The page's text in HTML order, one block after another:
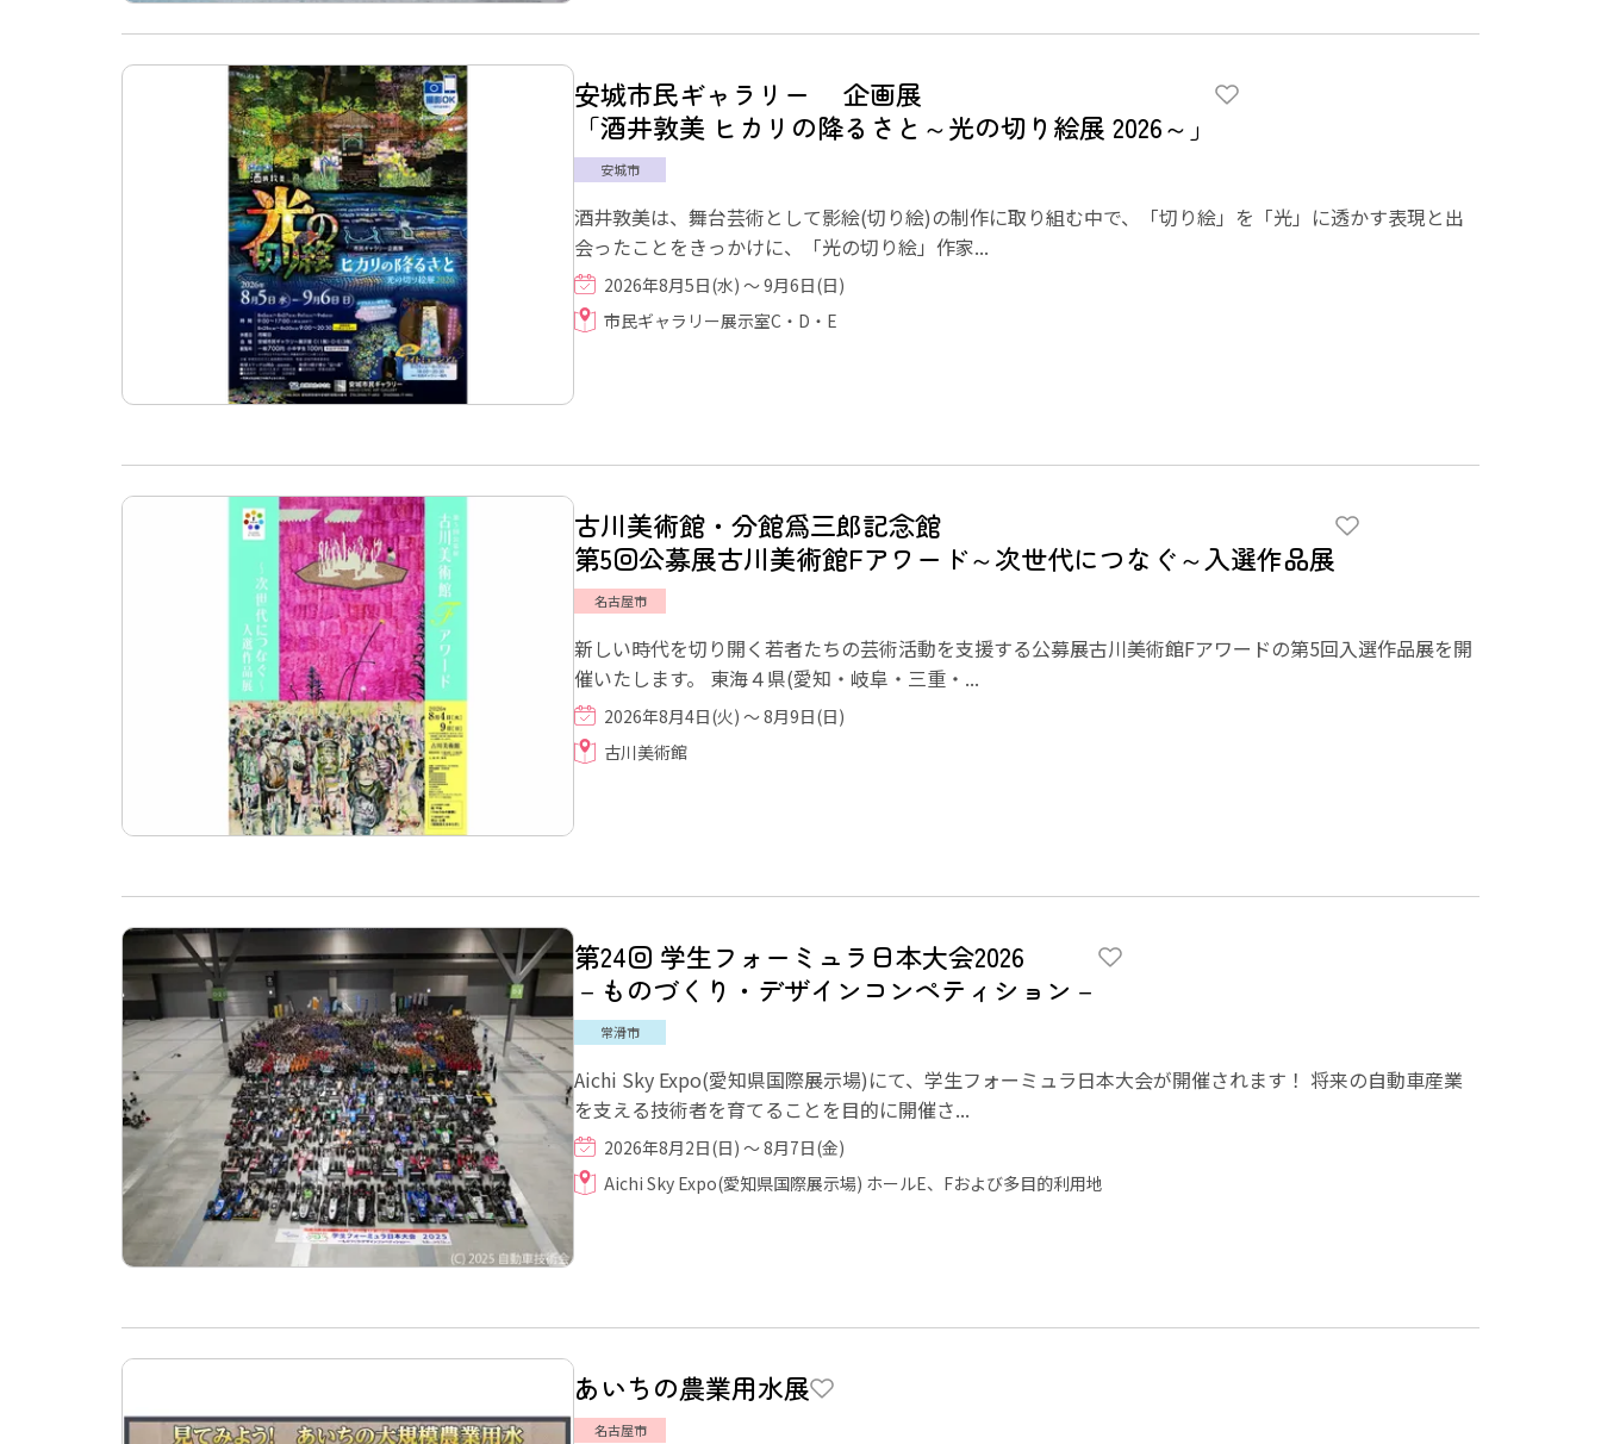
安城市民ギャラリー 企画展
「酒井敦美 ヒカリの降るさと～光の切り絵展 2026～」
安城市
酒井敦美は、舞台芸術として影絵(切り絵)の制作に取り組む中で、「切り絵」を「光」に透かす表現と出
会ったことをきっかけに、「光の切り絵」作家...
2026年8月5日(水) ～ 9月6日(日)
市民ギャラリー展示室C・D・E
古川美術館・分館爲三郎記念館
第5回公募展古川美術館Fアワード～次世代につなぐ～入選作品展
名古屋市
新しい時代を切り開く若者たちの芸術活動を支援する公募展古川美術館Fアワードの第5回入選作品展を開
催いたします。 東海４県(愛知・岐阜・三重・...
2026年8月4日(火) ～ 8月9日(日)
古川美術館
第24回 学生フォーミュラ日本大会2026
－ものづくり・デザインコンペティション－
常滑市
Aichi Sky Expo(愛知県国際展示場)にて、学生フォーミュラ日本大会が開催されます！ 将来の自動車産業
を支える技術者を育てることを目的に開催さ...
2026年8月2日(日) ～ 8月7日(金)
Aichi Sky Expo(愛知県国際展示場) ホールE、Fおよび多目的利用地
あいちの農業用水展
名古屋市